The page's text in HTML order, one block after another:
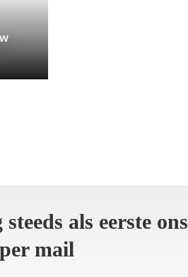
als eerste ons
mail